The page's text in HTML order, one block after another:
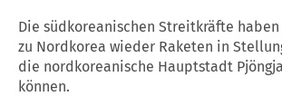
Die südkoreanischen Streitkräfte haben
zu Nordkorea wieder Raketen in
die nordkoreanische Hauptstadt
können.